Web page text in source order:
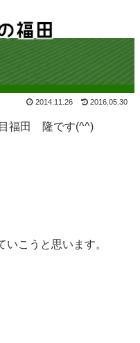
2014.11.26 2016.05.30
福田 隆です(^^)
こうと思います。